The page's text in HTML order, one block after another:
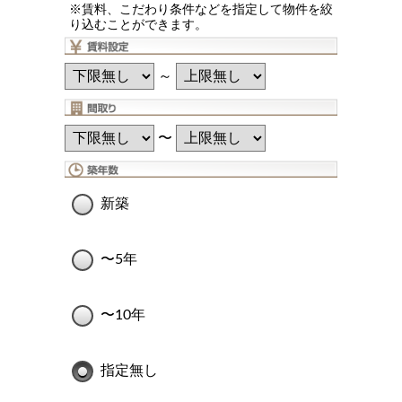
※賃料、こだわり条件などを指定して物件を絞
り込むことができます。
～
〜
新築
〜5年
〜10年
指定無し